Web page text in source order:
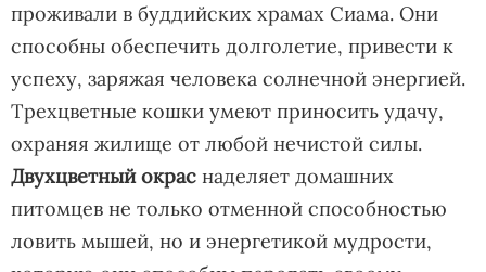
проживали в буддийских храмах Сиама. Они
способны обеспечить долголетие, привести к
успеху, заряжая человека солнечной энергией.
Трехцветные кошки умеют приносить удачу,
охраняя жилище от любой нечистой силы.
Двухцветный окрас наделяет домашних
питомцев не только отменной способностью
ловить мышей, но и энергетикой мудрости,